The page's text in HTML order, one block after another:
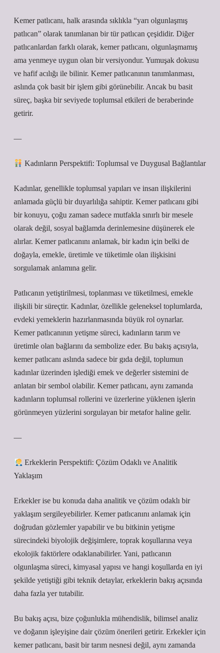
Kemer patlıcanı, halk arasında sıklıkla “yarı olgunlaşmış
patlıcan” olarak tanımlanan bir tür patlıcan çeşididir. Diğer
patlıcanlardan farklı olarak, kemer patlıcanı, olgunlaşmamış
ama yenmeye uygun olan bir versiyondur. Yumuşak dokusu
ve hafif acılığı ile bilinir. Kemer patlıcanının tanımlanması,
aslında çok basit bir işlem gibi görünebilir. Ancak bu basit
süreç, başka bir seviyede toplumsal etkileri de beraberinde
getirir.
—
Kadınların Perspektifi: Toplumsal ve Duygusal Bağlantılar
Kadınlar, genellikle toplumsal yapıları ve insan ilişkilerini
anlamada güçlü bir duyarlılığa sahiptir. Kemer patlıcanı gibi
bir konuyu, çoğu zaman sadece mutfakla sınırlı bir mesele
olarak değil, sosyal bağlamda derinlemesine düşünerek ele
alırlar. Kemer patlıcanını anlamak, bir kadın için belki de
doğayla, emekle, üretimle ve tüketimle olan ilişkisini
sorgulamak anlamına gelir.
Patlıcanın yetiştirilmesi, toplanması ve tüketilmesi, emekle
ilişkili bir süreçtir. Kadınlar, özellikle geleneksel toplumlarda,
evdeki yemeklerin hazırlanmasında büyük rol oynarlar.
Kemer patlıcanının yetişme süreci, kadınların tarım ve
üretimle olan bağlarını da sembolize eder. Bu bakış açısıyla,
kemer patlıcanı aslında sadece bir gıda değil, toplumun
kadınlar üzerinden işlediği emek ve değerler sistemini de
anlatan bir sembol olabilir. Kemer patlıcanı, aynı zamanda
kadınların toplumsal rollerini ve üzerlerine yüklenen işlerin
görünmeyen yüzlerini sorgulayan bir metafor haline gelir.
—
Erkeklerin Perspektifi: Çözüm Odaklı ve Analitik
Yaklaşım
Erkekler ise bu konuda daha analitik ve çözüm odaklı bir
yaklaşım sergileyebilirler. Kemer patlıcanını anlamak için
doğrudan gözlemler yapabilir ve bu bitkinin yetişme
sürecindeki biyolojik değişimlere, toprak koşullarına veya
ekolojik faktörlere odaklanabilirler. Yani, patlıcanın
olgunlaşma süreci, kimyasal yapısı ve hangi koşullarda en iyi
şekilde yetiştiği gibi teknik detaylar, erkeklerin bakış açısında
daha fazla yer tutabilir.
Bu bakış açısı, bize çoğunlukla mühendislik, bilimsel analiz
ve doğanın işleyişine dair çözüm önerileri getirir. Erkekler için
kemer patlıcanı, basit bir tarım nesnesi değil, aynı zamanda